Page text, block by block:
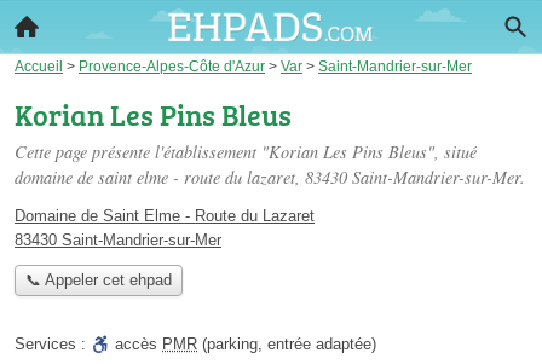
Accueil > Provence-Alpes-Côte d'Azur > Var > Saint-Mandrier-sur-Mer
Korian Les Pins Bleus
Cette page présente l'établissement "Korian Les Pins Bleus", situé
domaine de saint elme - route du lazaret, 83430 Saint-Mandrier-sur-Mer.
Domaine de Saint Elme - Route du Lazaret
83430 Saint-Mandrier-sur-Mer
📞 Appeler cet ehpad
Services : accès PMR (parking, entrée adaptée)